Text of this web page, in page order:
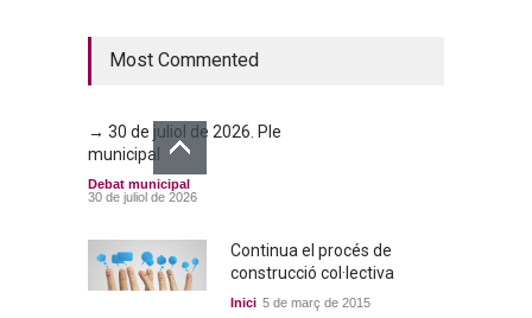
Most Commented
→ 30 de juliol de 2026. Ple
municipal
Debat municipal
30 de juliol de 2026
Continua el procés de
construcció col·lectiva
Inici 5 de març de 2015